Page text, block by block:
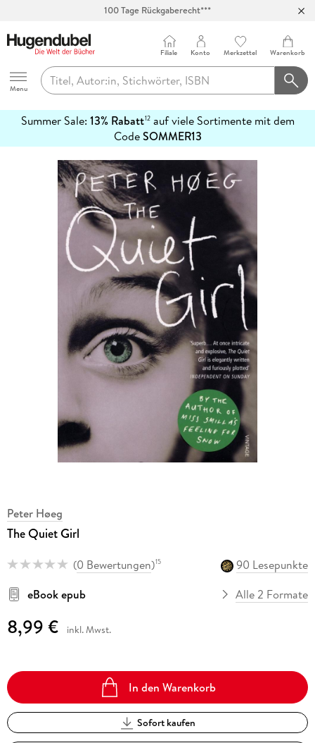
100 Tage Rückgaberecht***
Hugendubel
Menu
Filiale Konto Merkzettel Warenkorb
Summer Sale: 13% Rabatt12auf viele Sortimente mit dem
CodeSOMMER13
erfahren
Peter Høeg
The Quiet Girl
(0 Bewertungen)15
90 Lesepunkte
eBook epub
Alle 2 Formate
8,99 € inkl. Mwst.
In den Warenkorb
Sofort kaufen